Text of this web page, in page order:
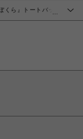
…
くら』トートバッ